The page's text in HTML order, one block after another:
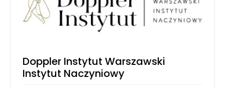
Doppler Instytut Warszawski
Instytut Naczyniowy